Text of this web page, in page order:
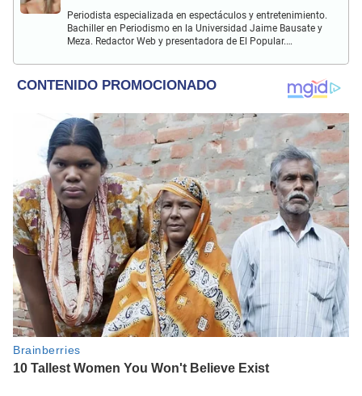
Periodista especializada en espectáculos y entretenimiento.
Bachiller en Periodismo en la Universidad Jaime Bausate y
Meza. Redactor Web y presentadora de El Popular.
y espectáculos internacional.